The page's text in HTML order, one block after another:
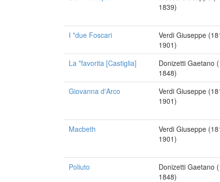
1839)
I *due Foscari
Verdi Giuseppe
1901)
La *favorita [Castiglia]
Donizetti Gaetano
1848)
Giovanna d'Arco
Verdi Giuseppe
1901)
Macbeth
Verdi Giuseppe
1901)
Poliuto
Donizetti Gaetano
1848)